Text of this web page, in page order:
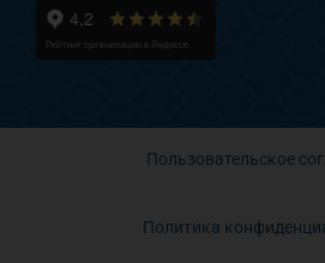
Пользовательское
Политика